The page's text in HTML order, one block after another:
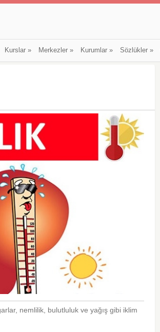
Kurslar» Merkezler» Kurumlar» Sözlükler»
nemlilik, bulutluluk ve yağış gibi iklim